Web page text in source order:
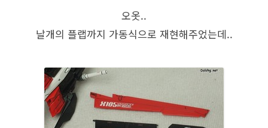
오옷..
날개의 플랩까지 가동식으로 재현해주었는데..